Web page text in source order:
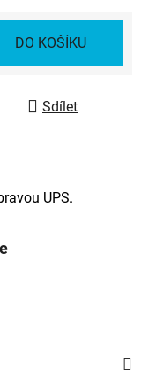
DO KOŠÍKU
Sdílet
UPS.